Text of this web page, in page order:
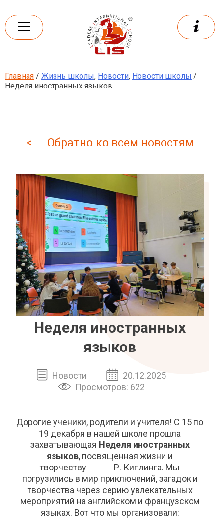
content
Leaders
International school
Главная / Жизнь школы, Новости, Новости школы /
Неделя иностранных языков
< Обратно ко всем новостям
Неделя иностранных
языков
Новости
20.12.2025
Просмотров: 622
Дорогие ученики, родители и учителя! С 15 по
19 декабря в нашей школе прошла
захватывающая Неделя иностранных
языков, посвященная жизни и
творчеству Р. Киплинга. Мы
погрузились в мир приключений, загадок и
творчества через серию увлекательных
мероприятий на английском и французском
языках. Вот что мы организовали: